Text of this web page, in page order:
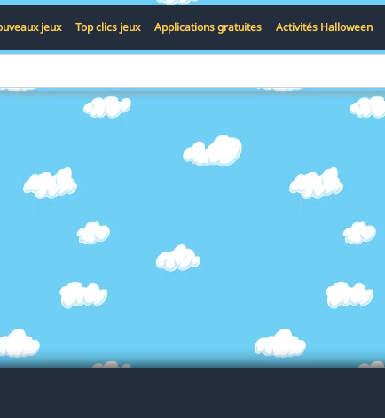
jeux Top clics jeux Applications gratuites Activités Halloween